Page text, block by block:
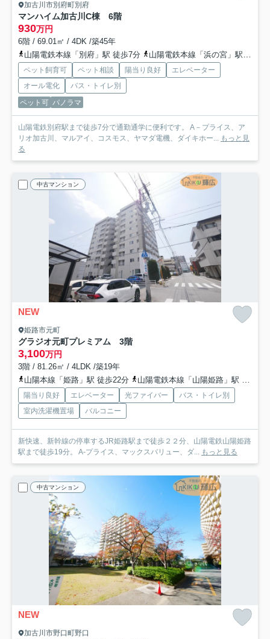
加古川市別府町別府
マンハイム加古川C棟 6階
930万円
6階 / 69.01㎡ / 4DK /築45年
山陽電鉄本線「別府」駅 徒歩7分
山陽電鉄本線「浜の宮」駅 徒歩27分
ペット飼育可 ペット相談 陽当り良好
エレベーター
オール電化
バス・トイレ別
ペット可 パノラマ
山陽電鉄別府駅まで徒歩7分で通勤通学に便利です。 A－プライス、ア
リオ加古川、マルアイ、コスモス、ヤマダ電機、ダイキホー... もっと見
る
中古マンション
NEW
姫路市元町
グラジオ元町プレミアム 3階
3,100万円
3階 / 81.26㎡ / 4LDK /築19年
山陽本線「姫路」駅 徒歩22分
山陽電鉄本線「山陽姫路」駅 徒歩20分
陽当り良好 エレベーター 光ファイバー
バス・トイレ別
室内洗濯機置場
バルコニー
新快速、新幹線の停車するJR姫路駅まで徒歩２２分、山陽電鉄山陽姫路
駅まで徒歩19分。 A-プライス、マックスバリュー、ダ... もっと見る
中古マンション
NEW
加古川市野口町野口